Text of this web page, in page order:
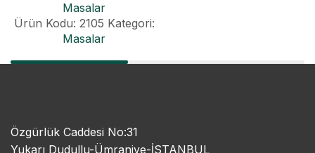
Masalar
Ürün Kodu: 2105 Kategori:
Masalar
Özgürlük Caddesi No:31
Yukarı Dudullu-Ümraniye-İSTANBUL